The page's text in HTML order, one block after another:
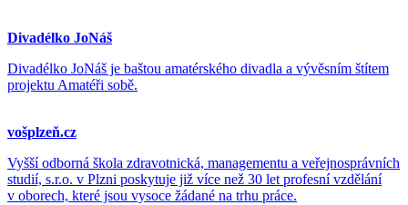
Divadélko JoNáš
Divadélko JoNáš je baštou amatérského divadla a vývěsním štítem
projektu Amatéři sobě.
vošplzeň.cz
Vyšší odborná škola zdravotnická, managementu a veřejnosprávních
studií, s.r.o. v Plzni poskytuje již více než 30 let profesní vzdělání
v oborech, které jsou vysoce žádané na trhu práce.